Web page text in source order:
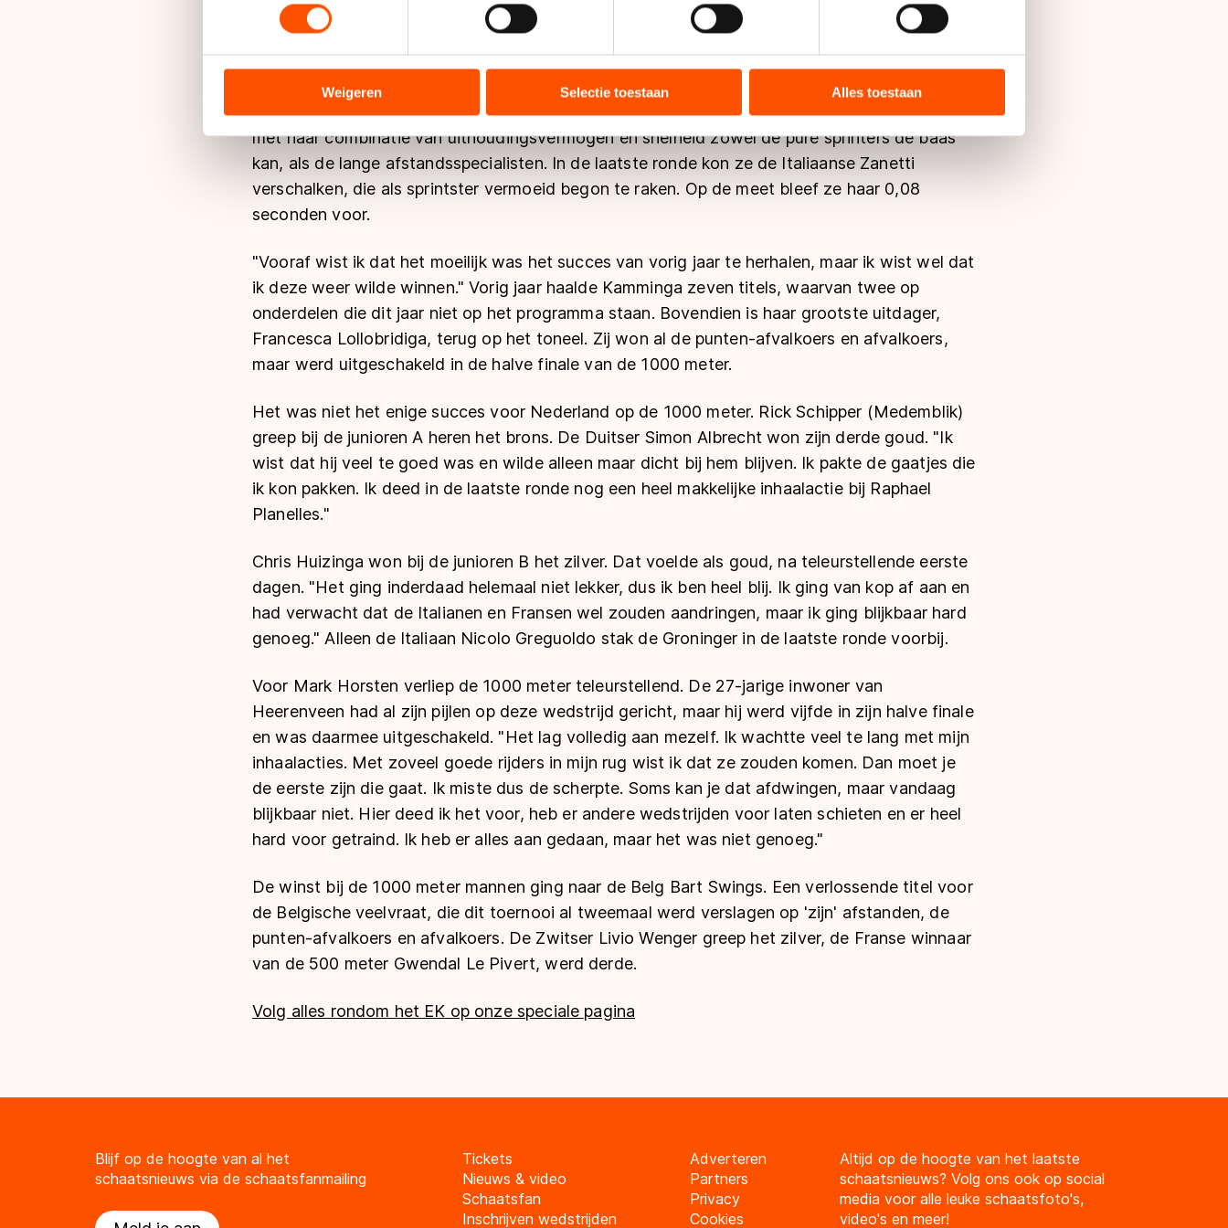
analyseren. We delen informatie over uw gebruik van onze site met onze partners voor social media, advertenties en
analyse. Zij kunnen deze combineren met andere gegevens die u aan hen heeft verstrekt of die zij hebben verzameld via
hun services. Sommige partners kunnen gegevens doorgeven aan landen buiten de EU, zoals de VS, waar mogelijk geen
adequaat beschermingsniveau geldt volgens de GDPR. Door op ‘Toestaan’ te klikken, stemt u in met deze overdracht.
Meer informatie vindt u in onscookiebeleid.
Weigeren Selectie toestaan Alles toestaan
ook op de 500 meter."
Mede daarom wist Kamminga dat ze snel moest afrekenen met de frustraties van gisteren. "Ik
heb de knop om kunnen zetten. De wedstrijd liep eigenlijk perfect. Drie dames gingen om de
beurt aan en ik dacht: iedereen rijdt zich zo mooi leeg." Dat is gunstig voor Kamminga, die
met haar combinatie van uithoudingsvermogen en snelheid zowel de pure sprinters de baas
kan, als de lange afstandsspecialisten. In de laatste ronde kon ze de Italiaanse Zanetti
verschalken, die als sprintster vermoeid begon te raken. Op de meet bleef ze haar 0,08
seconden voor.
"Vooraf wist ik dat het moeilijk was het succes van vorig jaar te herhalen, maar ik wist wel dat
ik deze weer wilde winnen." Vorig jaar haalde Kamminga zeven titels, waarvan twee op
onderdelen die dit jaar niet op het programma staan. Bovendien is haar grootste uitdager,
Francesca Lollobridiga, terug op het toneel. Zij won al de punten-afvalkoers en afvalkoers,
maar werd uitgeschakeld in de halve finale van de 1000 meter.
Het was niet het enige succes voor Nederland op de 1000 meter. Rick Schipper (Medemblik)
greep bij de junioren A heren het brons. De Duitser Simon Albrecht won zijn derde goud. "Ik
wist dat hij veel te goed was en wilde alleen maar dicht bij hem blijven. Ik pakte de gaatjes die
ik kon pakken. Ik deed in de laatste ronde nog een heel makkelijke inhaalactie bij Raphael
Planelles."
Chris Huizinga won bij de junioren B het zilver. Dat voelde als goud, na teleurstellende eerste
dagen. "Het ging inderdaad helemaal niet lekker, dus ik ben heel blij. Ik ging van kop af aan en
had verwacht dat de Italianen en Fransen wel zouden aandringen, maar ik ging blijkbaar hard
genoeg." Alleen de Italiaan Nicolo Greguoldo stak de Groninger in de laatste ronde voorbij.
Voor Mark Horsten verliep de 1000 meter teleurstellend. De 27-jarige inwoner van
Heerenveen had al zijn pijlen op deze wedstrijd gericht, maar hij werd vijfde in zijn halve finale
en was daarmee uitgeschakeld. "Het lag volledig aan mezelf. Ik wachtte veel te lang met mijn
inhaalacties. Met zoveel goede rijders in mijn rug wist ik dat ze zouden komen. Dan moet je
de eerste zijn die gaat. Ik miste dus de scherpte. Soms kan je dat afdwingen, maar vandaag
blijkbaar niet. Hier deed ik het voor, heb er andere wedstrijden voor laten schieten en er heel
hard voor getraind. Ik heb er alles aan gedaan, maar het was niet genoeg."
De winst bij de 1000 meter mannen ging naar de Belg Bart Swings. Een verlossende titel voor
de Belgische veelvraat, die dit toernooi al tweemaal werd verslagen op 'zijn' afstanden, de
punten-afvalkoers en afvalkoers. De Zwitser Livio Wenger greep het zilver, de Franse winnaar
van de 500 meter Gwendal Le Pivert, werd derde.
Volg alles rondom het EK op onze speciale pagina
Blijf op de hoogte van al het
schaatsnieuws via de schaatsfanmailing
Tickets
Nieuws & video
Schaatsfan
Inschrijven wedstrijden
Adverteren
Partners
Privacy
Cookies
Altijd op de hoogte van het laatste
schaatsnieuws? Volg ons ook op social
media voor alle leuke schaatsfoto's,
video's en meer!